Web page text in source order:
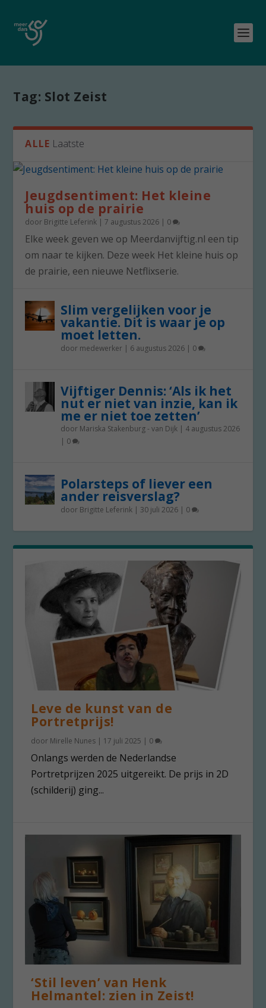
Tag: Slot Zeist
ALLE Laatste
Jeugdsentiment: Het kleine
huis op de prairie
door Brigitte Leferink |7 augustus 2026 | 0
Elke week geven we op Meerdanvijftig.nl een tip
om naar te kijken. Deze week Het kleine huis op
de prairie, een nieuwe Netflixserie.
Slim vergelijken voor je
vakantie. Dit is waar je op
moet letten.
door medewerker | 6 augustus 2026 | 0
Vijftiger Dennis: ‘Als ik het
nut er niet van inzie, kan ik
me er niet toe zetten’
door Mariska Stakenburg - van Dijk | 4 augustus 2026
| 0
Polarsteps of liever een
ander reisverslag?
door Brigitte Leferink | 30 juli 2026 | 0
Leve de kunst van de
Portretprijs!
door Mirelle Nunes | 17 juli 2025 | 0
Onlangs werden de Nederlandse
Portretprijzen 2025 uitgereikt. De prijs in 2D
(schilderij) ging...
‘Stil leven’ van Henk
Helmantel: zien in Zeist!